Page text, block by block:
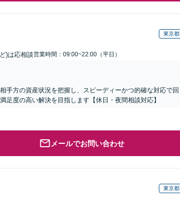
東京都
)は応相談営業時間：09:00~22:00（平日）
手方の資産状況を把握し、スピーディーかつ的確な対応で回
度の高い解決を目指します【休日・夜間相談対応】
メールでお問い合わせ
東京都